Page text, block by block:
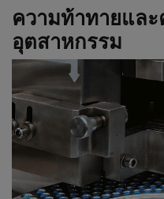
ความท้าทายและ
อุตสาหกรรม